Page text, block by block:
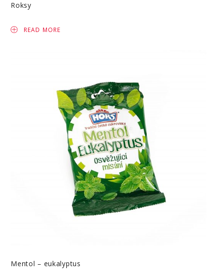
Roksy
READ MORE
Mentol – eukalyptus